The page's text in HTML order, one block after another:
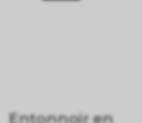
Entonnoir en